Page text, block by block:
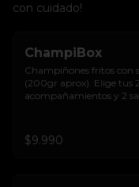
con cuidado!
ChampiBox
Champiñones fritos con
(200gr aprox). Elige tus 2
acompañamientos y 2
$9.990